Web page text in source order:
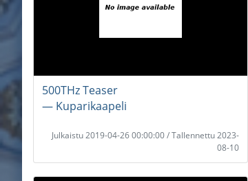
500THz Teaser
― Kuparikaapeli
Julkaistu 2019-04-26 00:00:00 / Tallennettu 2023-
08-10